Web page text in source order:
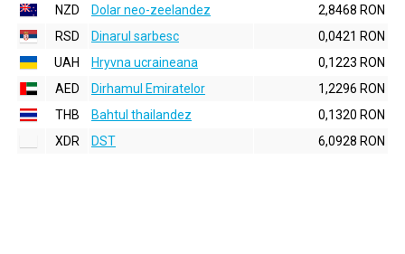
NZD
Dolar neo-zeelandez
2,8468 RON
RSD
Dinarul sarbesc
0,0421 RON
UAH
Hryvna ucraineana
0,1223 RON
AED
Dirhamul Emiratelor
1,2296 RON
THB
Bahtul thailandez
0,1320 RON
XDR
DST 6,0928 RON